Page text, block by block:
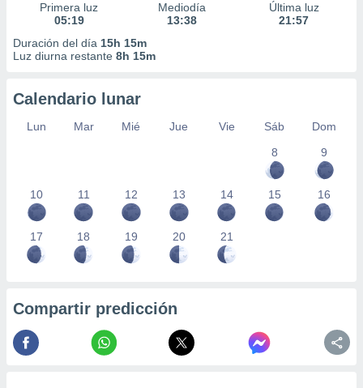
Primera luz
05:19
Mediodía
13:38
Última luz
21:57
Duración del día 15h 15m
Luz diurna restante 8h 15m
Calendario lunar
Lun Mar Mié Jue Vie Sáb
Dom
8
9
10 11 12 13 14 15 16
17 18 19 20 21
Compartir predicción